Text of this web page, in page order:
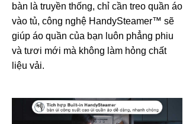
bàn là truyền thống, chỉ cần treo quần áo
vào tủ, công nghệ HandySteamer™ sẽ
giúp áo quần của bạn luôn phẳng phiu
và tươi mới mà không làm hỏng chất
liệu vải.